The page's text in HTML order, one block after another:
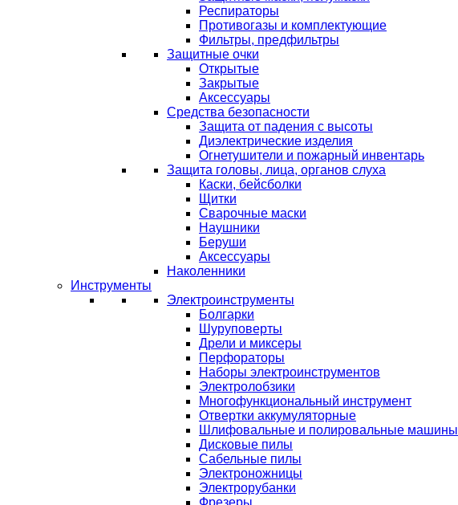
Респираторы
Противогазы и комплектующие
Фильтры, предфильтры
Защитные очки
Открытые
Закрытые
Аксессуары
Средства безопасности
Защита от падения с высоты
Диэлектрические изделия
Огнетушители и пожарный инвентарь
Защита головы, лица, органов слуха
Каски, бейсболки
Щитки
Сварочные маски
Наушники
Беруши
Аксессуары
Наколенники
Инструменты
Электроинструменты
Болгарки
Шуруповерты
Дрели и миксеры
Перфораторы
Наборы электроинструментов
Электролобзики
Многофункциональный инструмент
Отвертки аккумуляторные
Шлифовальные и полировальные машины
Дисковые пилы
Сабельные пилы
Электроножницы
Электрорубанки
Фрезеры